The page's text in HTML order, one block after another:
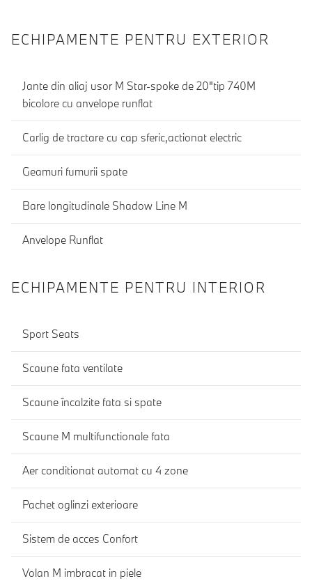
ECHIPAMENTE PENTRU EXTERIOR
Jante din aliaj usor M Star-spoke de 20"tip 740M
bicolore cu anvelope runflat
Carlig de tractare cu cap sferic,actionat electric
Geamuri fumurii spate
Bare longitudinale Shadow Line M
Anvelope Runflat
ECHIPAMENTE PENTRU INTERIOR
Sport Seats
Scaune fata ventilate
Scaune încalzite fata si spate
Scaune M multifunctionale fata
Aer conditionat automat cu 4 zone
Pachet oglinzi exterioare
Sistem de acces Confort
Volan M imbracat in piele